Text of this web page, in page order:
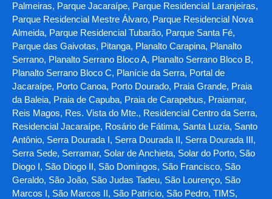
Palmeiras, Parque Jacaraípe, Parque Residencial Laranjeiras,
Parque Residencial Mestre Álvaro, Parque Residencial Nova
Almeida, Parque Residencial Tubarão, Parque Santa Fé,
Parque das Gaivotas, Pitanga, Planalto Carapina, Planalto
Serrano, Planalto Serrano Bloco A, Planalto Serrano Bloco B,
Planalto Serrano Bloco C, Planície da Serra, Portal de
Jacaraípe, Porto Canoa, Porto Dourado, Praia Grande, Praia
da Baleia, Praia de Capuba, Praia de Carapebus, Praiamar,
Reis Magos, Res. Vista do Mte., Residencial Centro da Serra,
Residencial Jacaraípe, Rosário de Fátima, Santa Luzia, Santo
Antônio, Serra Dourada I, Serra Dourada II, Serra Dourada III,
Serra Sede, Serramar, Solar de Anchieta, Solar do Porto, São
Diogo I, São Diogo II, São Domingos, São Francisco, São
Geraldo, São João, São Judas Tadeu, São Lourenço, São
Marcos I, São Marcos II, São Patrício, São Pedro, TIMS,